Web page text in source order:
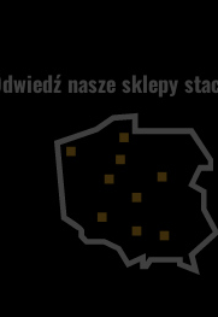
i gwarancjanasze sklepy
rabatowe
preppersa